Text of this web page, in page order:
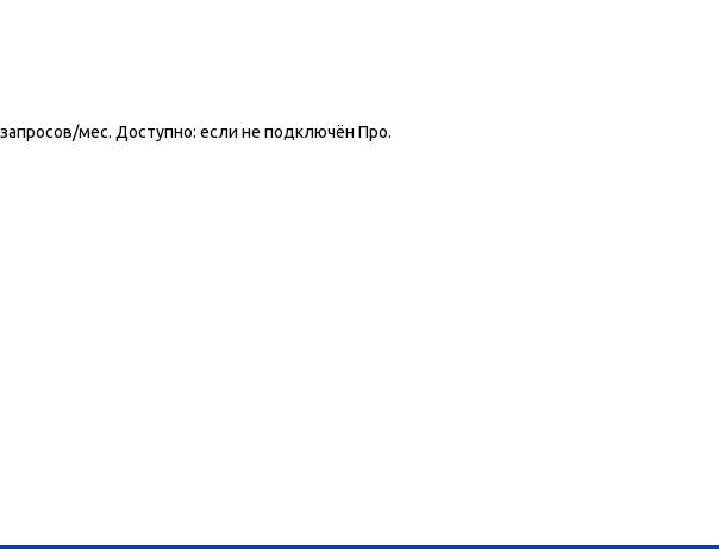
мес. Доступно: если не подключён Про.